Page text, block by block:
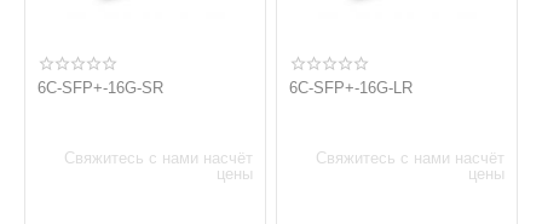
6C-SFP+-16G-SR
Свяжитесь с нами насчёт
цены
6C-SFP+-16G-LR
Свяжитесь с нами насчёт
цены